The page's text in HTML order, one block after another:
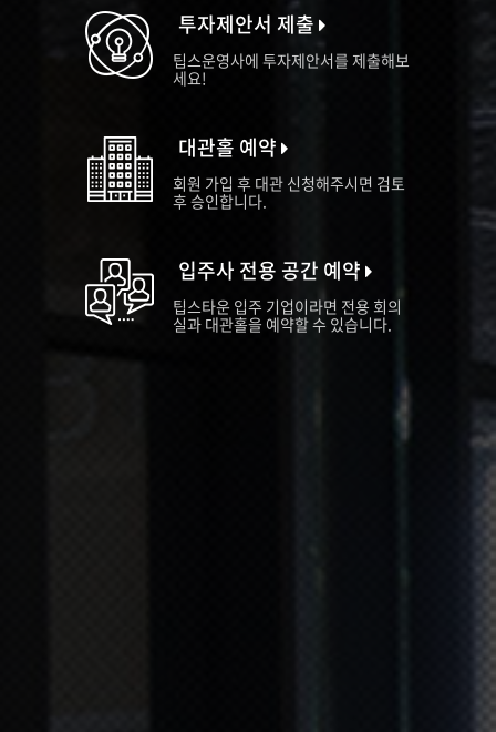
투자제안서 제출
팁스운영사에 투자제안서를 제출해보
세요!
대관홀 예약
회원 가입 후 대관 신청해주시면 검토
후 승인합니다.
입주사 전용 공간 예약
팁스타운 입주 기업이라면 전용 회의
실과 대관홀을 예약할 수 있습니다.